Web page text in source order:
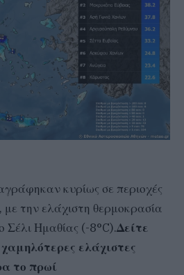
κυρίως σε περιοχές
την ελάχιστη θερμοκρασία
Ημαθίας (-8°C).Δείτε
ελάχιστες
το πρωί